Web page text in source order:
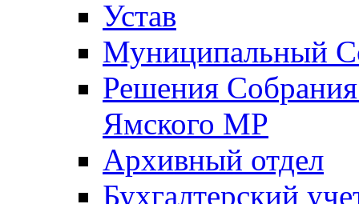
Устав
Муниципальный
Решения
Ямского МР
Архивный отдел
Бухгалтерский